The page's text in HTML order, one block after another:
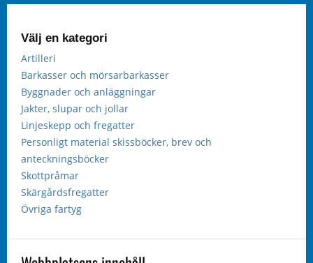
Välj en kategori
Artilleri
Barkasser och mörsarbarkasser
Byggnader och anläggningar
Jakter, slupar och jollar
Linjeskepp och fregatter
Personligt material skissböcker, brev och
anteckningsböcker
Skottpråmar
Skärgårdsfregatter
Övriga fartyg